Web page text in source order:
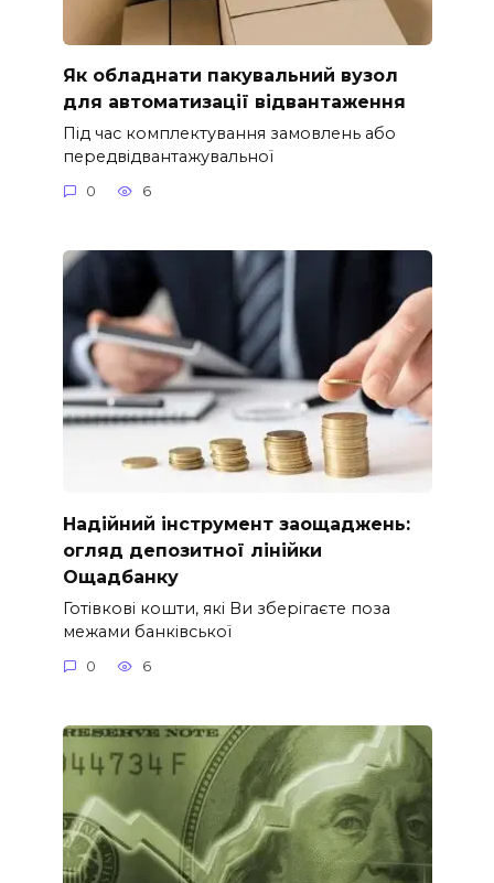
Як обладнати пакувальний вузол
для автоматизації відвантаження
Під час комплектування замовлень або
передвідвантажувальної
0 6
Надійний інструмент заощаджень:
огляд депозитної лінійки
Ощадбанку
Готівкові кошти, які Ви зберігаєте поза
межами банківської
0 6